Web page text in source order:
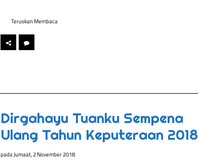
Teruskan Membaca
Dirgahayu Tuanku Sempena
Ulang Tahun Keputeraan 2018
padaJumaat, 2 November 2018